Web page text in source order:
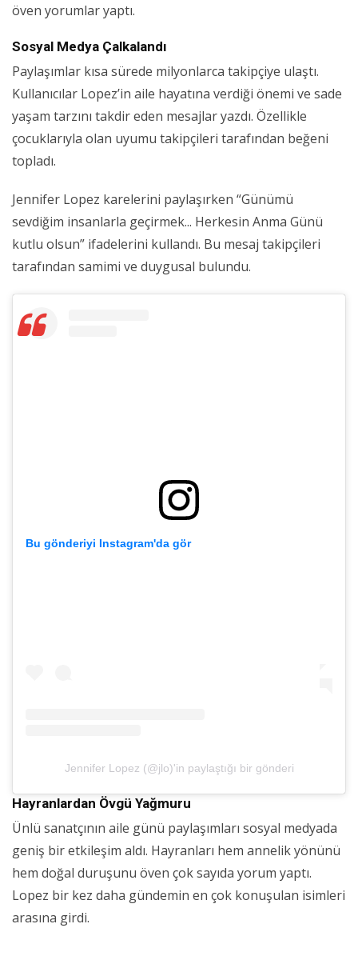
öven yorumlar yaptı.
Sosyal Medya Çalkalandı
Paylaşımlar kısa sürede milyonlarca takipçiye ulaştı.
Kullanıcılar Lopez’in aile hayatına verdiği önemi ve sade
yaşam tarzını takdir eden mesajlar yazdı. Özellikle
çocuklarıyla olan uyumu takipçileri tarafından beğeni
topladı.
Jennifer Lopez karelerini paylaşırken “Günümü
sevdiğim insanlarla geçirmek... Herkesin Anma Günü
kutlu olsun” ifadelerini kullandı. Bu mesaj takipçileri
tarafından samimi ve duygusal bulundu.
Bu gönderiyi Instagram'da gör
Jennifer Lopez (@jlo)'in paylaştığı bir gönderi
Hayranlardan Övgü Yağmuru
Ünlü sanatçının aile günü paylaşımları sosyal medyada
geniş bir etkileşim aldı. Hayranları hem annelik yönünü
hem doğal duruşunu öven çok sayıda yorum yaptı.
Lopez bir kez daha gündemin en çok konuşulan isimleri
arasına girdi.